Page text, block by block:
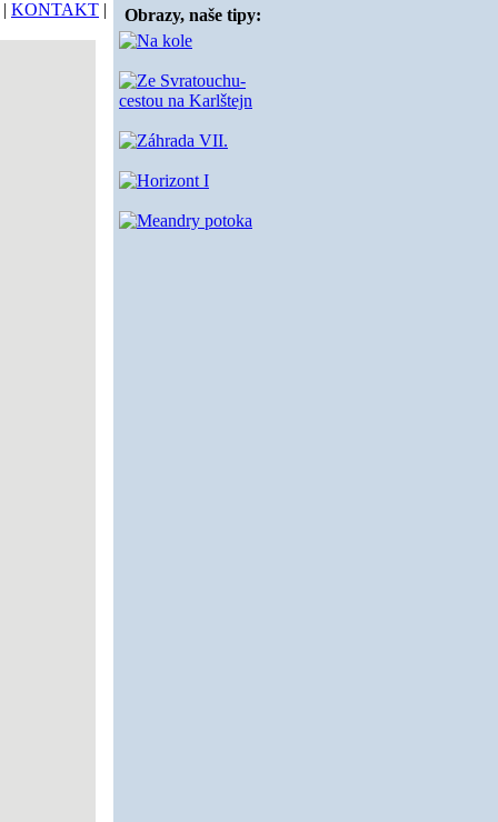
| KONTAKT |
Obrazy, naše tipy: